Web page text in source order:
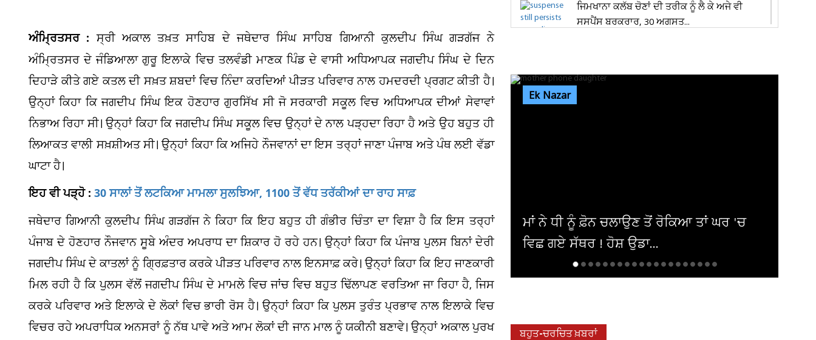
ਅੰਮ੍ਰਿਤਸਰ :ਸ੍ਰੀ ਅਕਾਲ ਤਖ਼ਤ ਸਾਹਿਬ ਦੇ ਜਥੇਦਾਰ ਸਿੰਘ ਸਾਹਿਬ ਗਿਆਨੀ ਕੁਲਦੀਪ ਸਿੰਘ ਗੜਗੱਜ ਨੇ
ਅੰਮ੍ਰਿਤਸਰ ਦੇ ਜੰਡਿਆਲਾ ਗੁਰੂ ਇਲਾਕੇ ਵਿਚ ਤਲਵੰਡੀ ਮਾਣਕ ਪਿੰਡ ਦੇ ਵਾਸੀ ਅਧਿਆਪਕ ਜਗਦੀਪ ਸਿੰਘ ਦੇ ਦਿਨ
ਦਿਹਾੜੇ ਕੀਤੇ ਗਏ ਕਤਲ ਦੀ ਸਖ਼ਤ ਸ਼ਬਦਾਂ ਵਿਚ ਨਿੰਦਾ ਕਰਦਿਆਂ ਪੀੜਤ ਪਰਿਵਾਰ ਨਾਲ ਹਮਦਰਦੀ ਪ੍ਰਗਟ ਕੀਤੀ ਹੈ।
ਉਨ੍ਹਾਂ ਕਿਹਾ ਕਿ ਜਗਦੀਪ ਸਿੰਘ ਇਕ ਹੋਣਹਾਰ ਗੁਰਸਿੱਖ ਸੀ ਜੋ ਸਰਕਾਰੀ ਸਕੂਲ ਵਿਚ ਅਧਿਆਪਕ ਦੀਆਂ ਸੇਵਾਵਾਂ
ਨਿਭਾਅ ਰਿਹਾ ਸੀ। ਉਨ੍ਹਾਂ ਕਿਹਾ ਕਿ ਜਗਦੀਪ ਸਿੰਘ ਸਕੂਲ ਵਿਚ ਉਨ੍ਹਾਂ ਦੇ ਨਾਲ ਪੜ੍ਹਦਾ ਰਿਹਾ ਹੈ ਅਤੇ ਉਹ ਬਹੁਤ ਹੀ
ਲਿਆਕਤ ਵਾਲੀ ਸਖ਼ਸ਼ੀਅਤ ਸੀ। ਉਨ੍ਹਾਂ ਕਿਹਾ ਕਿ ਅਜਿਹੇ ਨੌਜਵਾਨਾਂ ਦਾ ਇਸ ਤਰ੍ਹਾਂ ਜਾਣਾ ਪੰਜਾਬ ਅਤੇ ਪੰਥ ਲਈ ਵੱਡਾ
ਘਾਟਾ ਹੈ।
ਇਹ ਵੀ ਪੜ੍ਹੋ :30 ਸਾਲਾਂ ਤੋਂ ਲਟਕਿਆ ਮਾਮਲਾ ਸੁਲਝਿਆ, 1100 ਤੋਂ ਵੱਧ ਤਰੱਕੀਆਂ ਦਾ ਰਾਹ ਸਾਫ਼
ਜਥੇਦਾਰ ਗਿਆਨੀ ਕੁਲਦੀਪ ਸਿੰਘ ਗੜਗੱਜ ਨੇ ਕਿਹਾ ਕਿ ਇਹ ਬਹੁਤ ਹੀ ਗੰਭੀਰ ਚਿੰਤਾ ਦਾ ਵਿਸ਼ਾ ਹੈ ਕਿ ਇਸ ਤਰ੍ਹਾਂ
ਪੰਜਾਬ ਦੇ ਹੋਣਹਾਰ ਨੌਜਵਾਨ ਸੂਬੇ ਅੰਦਰ ਅਪਰਾਧ ਦਾ ਸ਼ਿਕਾਰ ਹੋ ਰਹੇ ਹਨ। ਉਨ੍ਹਾਂ ਕਿਹਾ ਕਿ ਪੰਜਾਬ ਪੁਲਸ ਬਿਨਾਂ ਦੇਰੀ
ਜਗਦੀਪ ਸਿੰਘ ਦੇ ਕਾਤਲਾਂ ਨੂੰ ਗ੍ਰਿਫ਼ਤਾਰ ਕਰਕੇ ਪੀੜਤ ਪਰਿਵਾਰ ਨਾਲ ਇਨਸਾਫ਼ ਕਰੇ। ਉਨ੍ਹਾਂ ਕਿਹਾ ਕਿ ਇਹ ਜਾਣਕਾਰੀ
ਮਿਲ ਰਹੀ ਹੈ ਕਿ ਪੁਲਸ ਵੱਲੋਂ ਜਗਦੀਪ ਸਿੰਘ ਦੇ ਮਾਮਲੇ ਵਿਚ ਜਾਂਚ ਵਿਚ ਬਹੁਤ ਢਿੱਲਾਪਣ ਵਰਤਿਆ ਜਾ ਰਿਹਾ ਹੈ, ਜਿਸ
ਕਰਕੇ ਪਰਿਵਾਰ ਅਤੇ ਇਲਾਕੇ ਦੇ ਲੋਕਾਂ ਵਿਚ ਭਾਰੀ ਰੋਸ ਹੈ। ਉਨ੍ਹਾਂ ਕਿਹਾ ਕਿ ਪੁਲਸ ਤੁਰੰਤ ਪ੍ਰਭਾਵ ਨਾਲ ਇਲਾਕੇ ਵਿਚ
ਵਿਚਰ ਰਹੇ ਅਪਰਾਧਿਕ ਅਨਸਰਾਂ ਨੂੰ ਨੱਥ ਪਾਵੇ ਅਤੇ ਆਮ ਲੋਕਾਂ ਦੀ ਜਾਨ ਮਾਲ ਨੂੰ ਯਕੀਨੀ ਬਣਾਵੇ। ਉਨ੍ਹਾਂ ਅਕਾਲ ਪੁਰਖ
ਜਿਮਖਾਨਾ ਕਲੱਬ ਚੋਣਾਂ ਦੀ ਤਰੀਕ ਨੂੰ ਲੈ ਕੇ ਅਜੇ ਵੀ
ਸਸਪੈਂਸ ਬਰਕਰਾਰ, 30 ਅਗਸਤ...
Ek Nazar
9, 10, 11, 12, 13, 14, 15 ਅਗਸਤ ਨੂੰ ਪਵੇਗਾ ਭਾਰੀ
ਮੀਂਹ ! ਮੌਸਮ ਵਿਭਾਗ ਨੇ ਕਰ...
ਬਹੁਤ-ਚਰਚਿਤ ਖ਼ਬਰਾਂ